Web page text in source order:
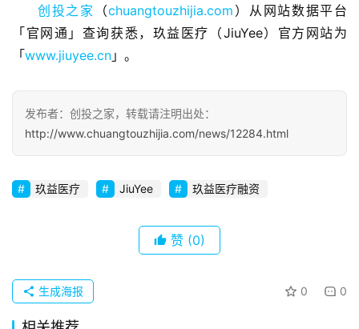
初
创
企
品
布
组
投稿
创投之家 （chuangtouzhijia.com ）从网站数据平台
「官网通」查询获悉，玖益医疗（JiuYee）官方网站为
「www.jiuyee.cn 」。
发布者：创投之家，转载请注明出处：
http://www.chuangtouzhijia.com/news/12284.html
玖益医疗 JiuYee 玖益医疗融资
赞 (0)
0 0
生成海报